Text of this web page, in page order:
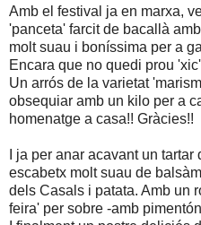
Amb el festival ja en marxa,
'panceta' farcit de bacallà
molt suau i boníssima per a
Encara que no quedi prou
Un arrós de la varietat
obsequiar amb un kilo per a
homenatge a casa!! Gràcies!!
I ja per anar acavant un
escabetx molt suau de
dels Casals i patata. Amb un
feira' per sobre -amb